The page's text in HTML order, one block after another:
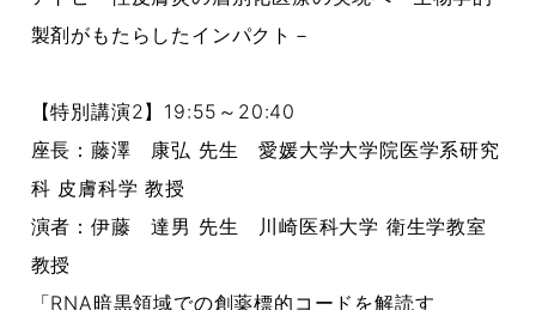
製剤がもたらしたインパクト－
【特別講演2】19:55～20:40
座長：藤澤 康弘 先生 愛媛大学大学院医学系研究
科 皮膚科学 教授
演者：伊藤 達男 先生 川崎医科大学 衛生学教室
教授
「RNA暗黒領域での創薬標的コードを解読す